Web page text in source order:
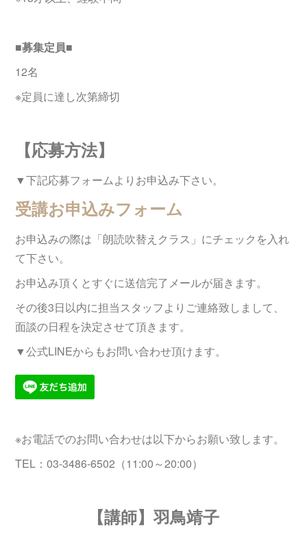
■募集定員■
12名
※定員に達し次第締切
【応募方法】
▼下記応募フォームよりお申込み下さい。
受講お申込みフォーム
お申込みの際は「朗読吹替えクラス」にチェックを入れ
て下さい。
お申込み頂くとすぐに送信完了メールが届きます。
その後3日以内に担当スタッフよりご連絡致しまして、
面談の日程を決定させて頂きます。
▼公式LINEからもお問い合わせ頂けます。
※お電話でのお問い合わせは以下からお願い致します。
TEL：03-3486-6502（11:00～20:00）
【講師】羽鳥靖子